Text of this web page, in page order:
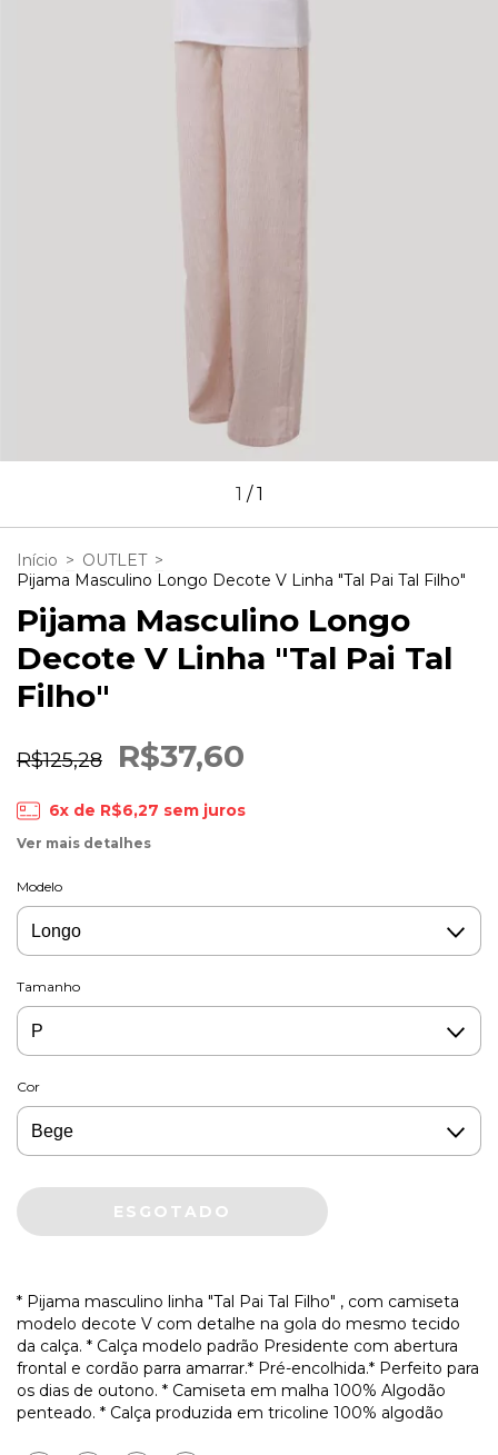
1 /1
Início > OUTLET >
Pijama Masculino Longo Decote V Linha "Tal Pai Tal Filho"
Pijama Masculino Longo
Decote V Linha "Tal Pai Tal
Filho"
R$125,28 R$37,60
6x de R$6,27 sem juros
Ver mais detalhes
Modelo
Tamanho
Cor
* Pijama masculino linha "Tal Pai Tal Filho" , com camiseta
modelo decote V com detalhe na gola do mesmo tecido
da calça. * Calça modelo padrão Presidente com abertura
frontal e cordão parra amarrar.* Pré-encolhida.* Perfeito para
os dias de outono. * Camiseta em malha 100% Algodão
penteado. * Calça produzida em tricoline 100% algodão